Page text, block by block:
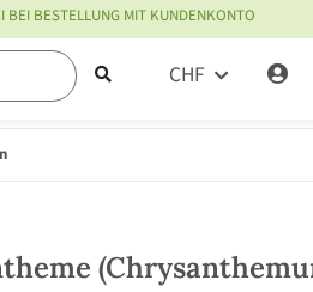
BEI BESTELLUNG MIT KUNDENKONTO
CHF